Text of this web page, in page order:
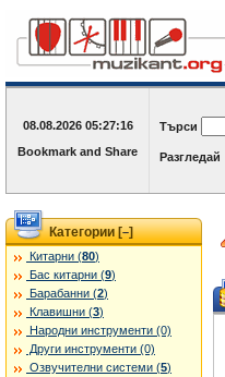
08.08.2026 05:27:16 Търси
Разгледай
Категории [–]
Китарни (80)
Бас китарни (9)
Барабанни (2)
Клавишни (3)
Народни инструменти (0)
Други инструменти (0)
Озвучителни системи (5)